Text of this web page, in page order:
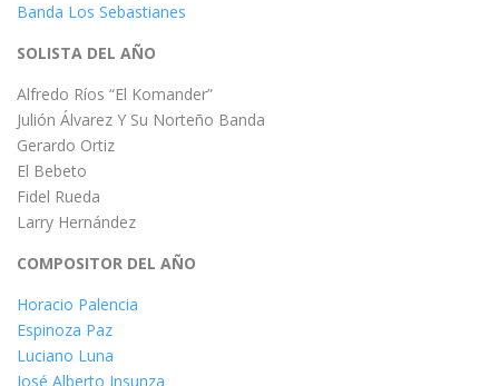
Banda Los Sebastianes
SOLISTA DEL AÑO
Alfredo Ríos “El Komander”
Julión Álvarez Y Su Norteño Banda
Gerardo Ortiz
El Bebeto
Fidel Rueda
Larry Hernández
COMPOSITOR DEL AÑO
Horacio Palencia
Espinoza Paz
Luciano Luna
José Alberto Insunza